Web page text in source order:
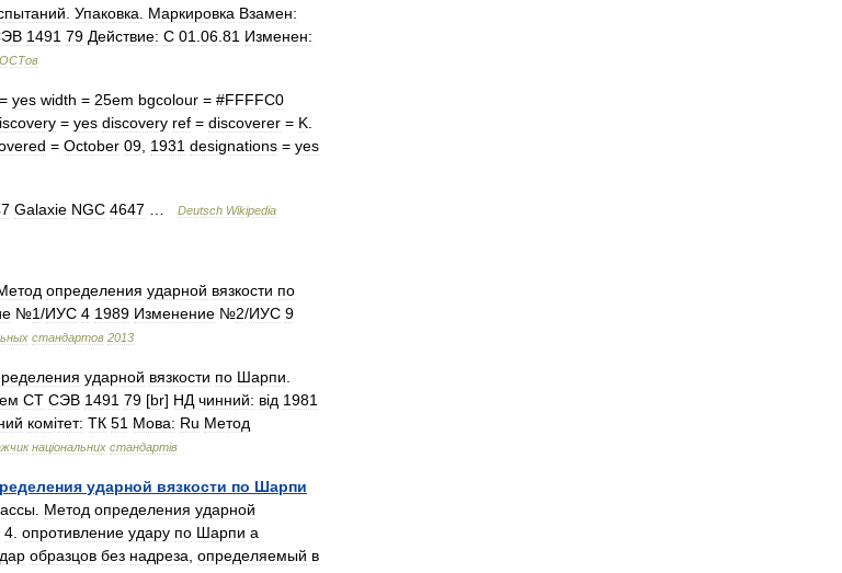
Упаковка Маркировка Взамен:
1491 79 Действие: С 01 06 81 Изменен:
= yes width = 25em bgcolour = #FFFFC0
= yes discovery ref = discoverer = K
= October 09 1931 designations = yes
Galaxie NGC 4647 Deutsch Wikipedia
определения ударной вязкости по
№1/ИУС 4 1989 Изменение №2/ИУС 9
стандартов 2013
ударной вязкости по Шарпи
СТ СЭВ 1491 79 [br] НД чинний: від 1981
комітет: ТК 51 Мова: Ru Метод
національних стандартів
ударной вязкости по Шарпи
Метод определения ударной
4 опротивление удару по Шарпи a
образцов без надреза определяемый в